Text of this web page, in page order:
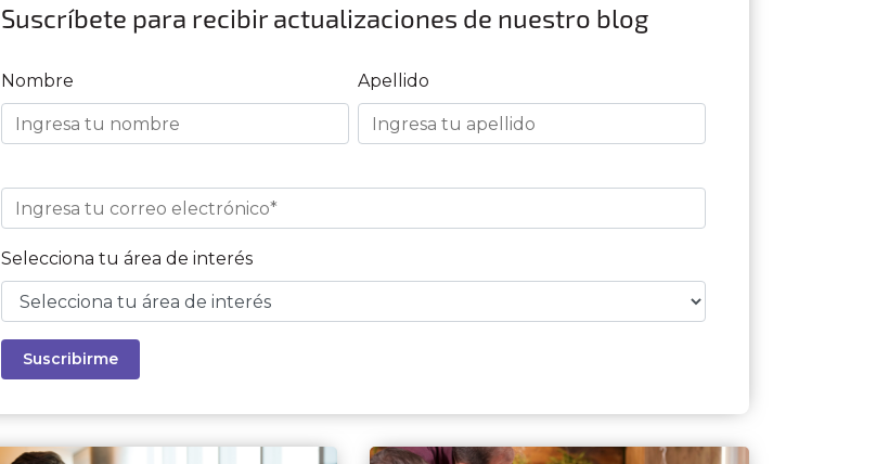
Suscríbete para recibir actualizaciones de nuestro blog
Nombre Apellido
Selecciona tu área de interés